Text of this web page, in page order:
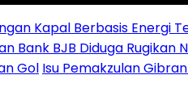
Kapal Berbasis Energi
Bank BJB Diduga Rugikan
Gol Isu Pemakzulan